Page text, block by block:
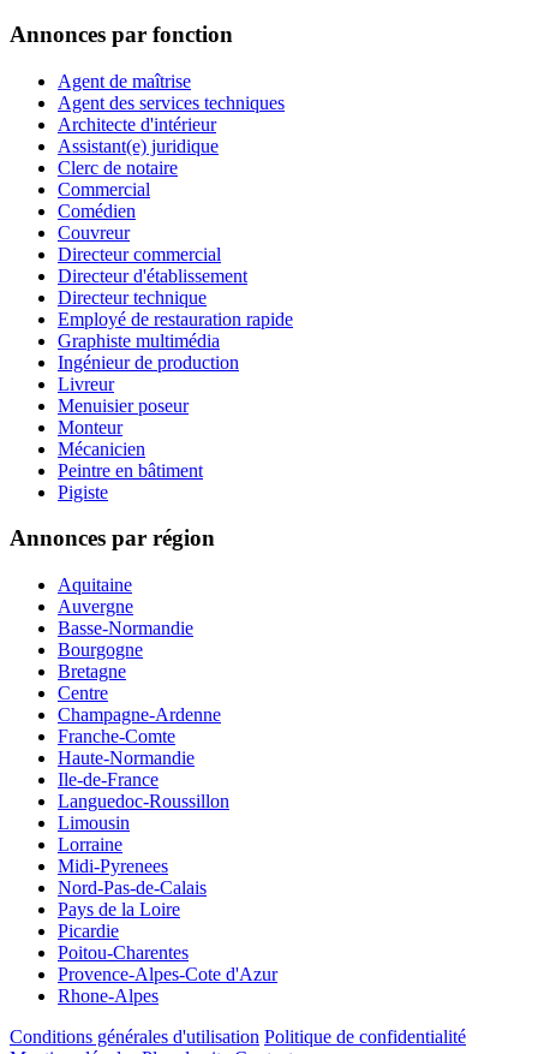
Annonces par fonction
Agent de maîtrise
Agent des services techniques
Architecte d'intérieur
Assistant(e) juridique
Clerc de notaire
Commercial
Comédien
Couvreur
Directeur commercial
Directeur d'établissement
Directeur technique
Employé de restauration rapide
Graphiste multimédia
Ingénieur de production
Livreur
Menuisier poseur
Monteur
Mécanicien
Peintre en bâtiment
Pigiste
Annonces par région
Aquitaine
Auvergne
Basse-Normandie
Bourgogne
Bretagne
Centre
Champagne-Ardenne
Franche-Comte
Haute-Normandie
Ile-de-France
Languedoc-Roussillon
Limousin
Lorraine
Midi-Pyrenees
Nord-Pas-de-Calais
Pays de la Loire
Picardie
Poitou-Charentes
Provence-Alpes-Cote d'Azur
Rhone-Alpes
Conditions générales d'utilisation Politique de confidentialité